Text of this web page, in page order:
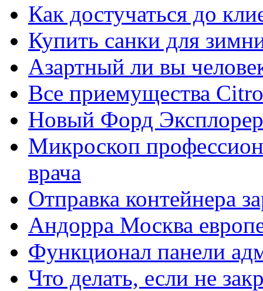
Как достучаться до
Купить санки для
Азартный ли вы
Все приемущества
Новый Форд
Микроскоп
врача
Отправка контейнера
Андорра Москва
Функционал панели
Что делать, если не